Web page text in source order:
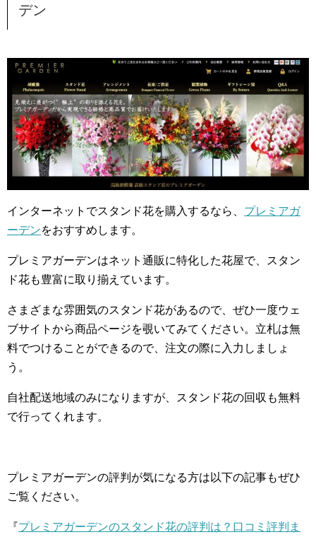
デン
インターネットでスタンド花を購入するなら、 プレミアガ
ーデンをおすすめします。
プレミアガーデンはネット通販に特化した花屋で、スタン
ド花も豊富に取り揃えています。
さまざまな雰囲気のスタンド花があるので、ぜひ一度ウェ
ブサイトから商品ページを覗いてみてください。立札は無
料でつけることができるので、注文の際に入力しましょ
う。
自社配送地域のみになりますが、スタンド花の回収も無料
で行ってくれます。
プレミアガーデンの評判が気になる方は以下の記事もぜひ
ご覧ください。
『プレミアガーデンのスタンド花の評判は？口コミ評判ま